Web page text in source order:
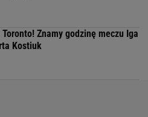
Znamy godzinę meczu Iga
Kostiuk